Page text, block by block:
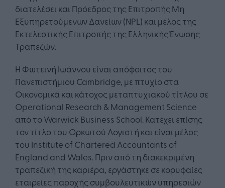
διατελέσει και Πρόεδρος της Επιτροπής Μη
Εξυπηρετούμενων Δανείων (NPL) και μέλος της
Εκτελεστικής Επιτροπής της Ελληνικής Ένωσης
Τραπεζών.
Η Φωτεινή Ιωάννου είναι απόφοιτος του
Πανεπιστήμιου Cambridge, με πτυχίο στα
Οικονομικά και κάτοχος μεταπτυχιακού τίτλου σε
Operational Research & Management Science
από το Warwick Business School. Κατέχει επίσης
τον τίτλο του Ορκωτού Λογιστή και είναι μέλος
του Institute of Chartered Accountants of
England and Wales. Πριν από τη διακεκριμένη
τραπεζική της καριέρα, εργάστηκε σε κορυφαίες
εταιρείες παροχής συμβουλευτικών υπηρεσιών